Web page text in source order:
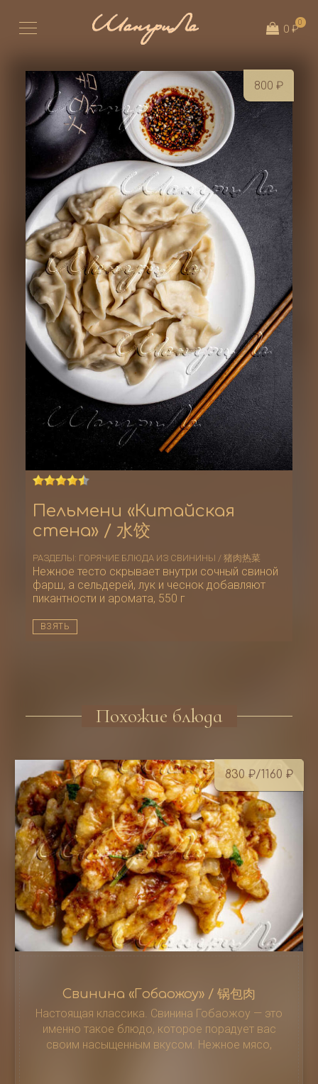
0
0 ₽
Пельмени «Китайская
стена» / 水饺
РАЗДЕЛЫ: ГОРЯЧИЕ БЛЮДА ИЗ СВИНИНЫ / 猪肉热菜
Нежное тесто скрывает внутри сочный свиной
фарш, а сельдерей, лук и чеснок добавляют
пикантности и аромата, 550 г
ВЗЯТЬ
800 ₽
Похожие блюда
830 ₽/1160 ₽
Свинина «Гобаожоу» / 锅包肉
Настоящая классика. Свинина Гобаожоу — это
именно такое блюдо, которое порадует вас
своим насыщенным вкусом. Нежное мясо,